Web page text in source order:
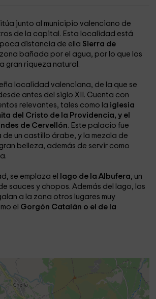
junto al municipio valenciano de
de la capital. Esta localidad está
distancia de ella Sierra de
zona bañada por el agua, por lo que los
gran riqueza natural.
localidad valenciana, de la que se
antes del siglo XII. Cuenta con
relevantes, tales como la iglesia
del Cristo de la Providencia, y el
de Cervellón. Este palacio fue
un castillo árabe, y la mezcla de
belleza, además de servir como
se emplaza el lago de la Albufera, un
sauces y chopos. Además del lago, los
a la zona otros lugares muy
el Gorgón Catalán o el de la